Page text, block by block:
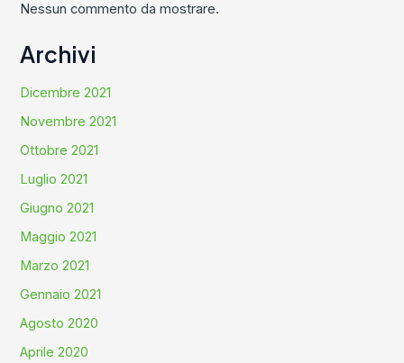
Nessun commento da mostrare.
Archivi
Dicembre 2021
Novembre 2021
Ottobre 2021
Luglio 2021
Giugno 2021
Maggio 2021
Marzo 2021
Gennaio 2021
Agosto 2020
Aprile 2020